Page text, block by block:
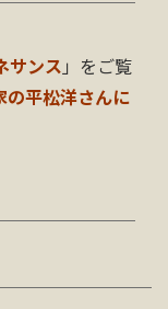
サンス 」をご覧
の平松洋さんに